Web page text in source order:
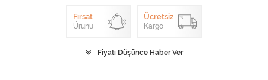
Fırsat
Ürünü
Ücretsiz
Kargo
Fiyatı Düşünce Haber Ver